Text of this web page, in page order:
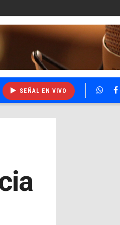
SEÑAL EN VIVO